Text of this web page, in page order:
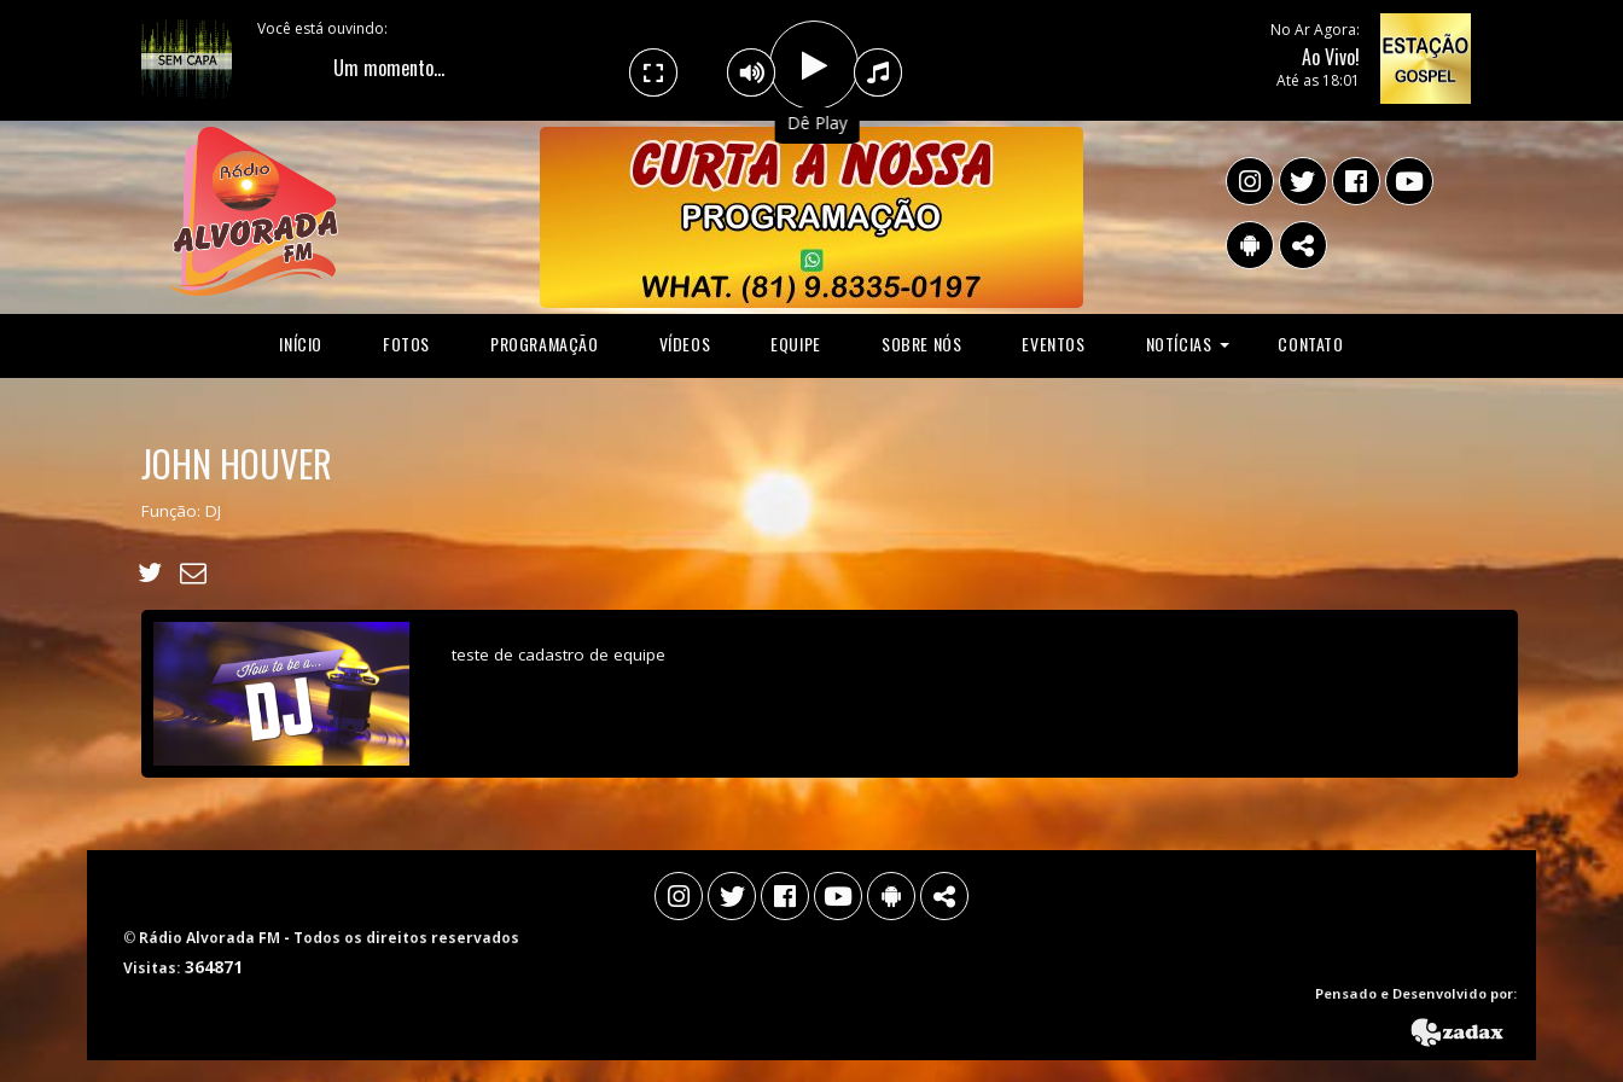
Você está ouvindo:
Um momento...
No Ar Agora:
Ao Vivo!
Até as 18:01
Dê Play
INÍCIO FOTOS PROGRAMAÇÃO VÍDEOS EQUIPE SOBRE NÓS EVENTOS NOTÍCIAS CONTATO
JOHN HOUVER
Função: DJ
teste de cadastro de equipe
© Rádio Alvorada FM - Todos os direitos reservados
Visitas: 364871
Pensado e Desenvolvido por: